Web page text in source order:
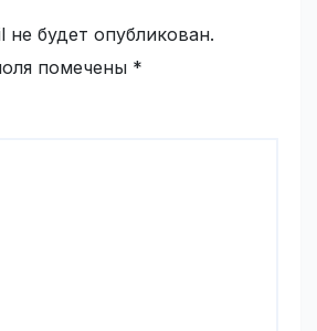
не будет опубликован.
помечены *